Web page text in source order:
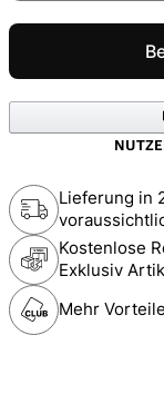
Lieferung in
Kostenlose
Exklusiv
Mehr